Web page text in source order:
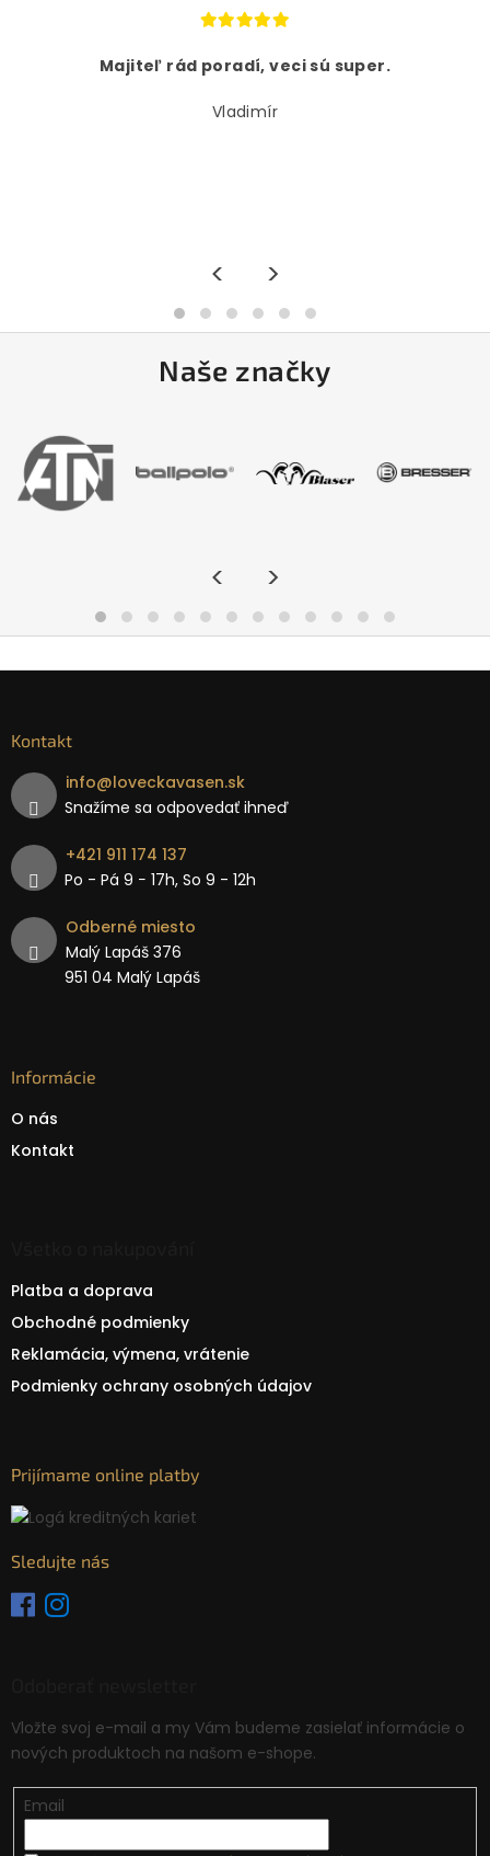
Majiteľ rád poradí, veci sú super.
Vladimír
< >
Naše značky
< >
Kontakt
info@loveckavasen.sk
Snažíme sa odpovedať ihneď
+421 911 174 137
Po - Pá 9 − 17h, So 9 - 12h
Odberné miesto
Malý Lapáš 376
951 04 Malý Lapáš
Informácie
O nás
Kontakt
Platba a doprava
Obchodné podmienky
Reklamácia, výmena, vrátenie
Podmienky ochrany osobných údajov
Prijímame online platby
Sledujte nás
Vložte svoj e-mail a my Vám budeme zasielať informácie o
nových produktoch na našom e-shope.
Email